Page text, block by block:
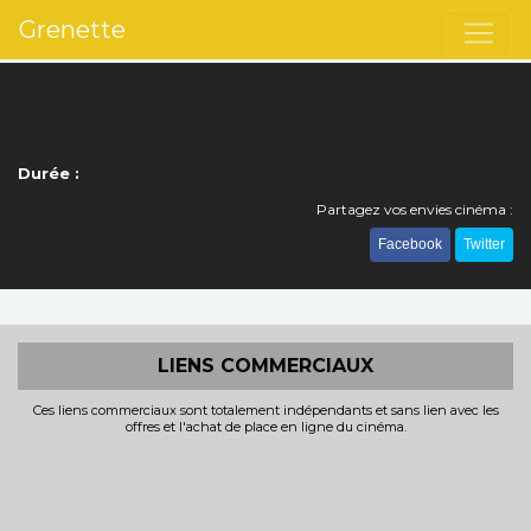
Grenette
Durée :
Partagez vos envies cinéma :
Facebook Twitter
LIENS COMMERCIAUX
Ces liens commerciaux sont totalement indépendants et sans lien avec les
offres et l'achat de place en ligne du cinéma.